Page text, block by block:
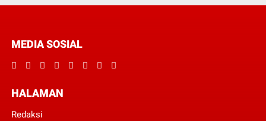
MEDIA SOSIAL
HALAMAN
Redaksi